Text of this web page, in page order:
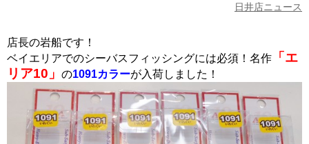
日井店ニュース
店長の岩船です！
ベイエリアでのシーバスフィッシングには必須！名作
「エ
リア10」 の1091カラーが入荷しました！